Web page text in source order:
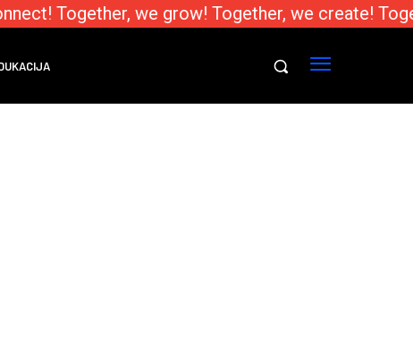
Together, we grow! Together, we create!